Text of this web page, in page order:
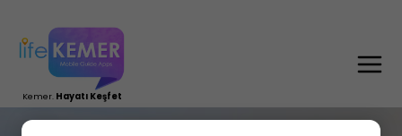
Kemer.Hayatı Keşfet